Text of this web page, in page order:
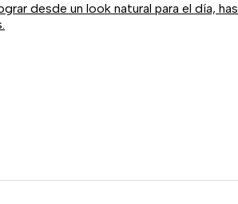
desde un look natural para el día,